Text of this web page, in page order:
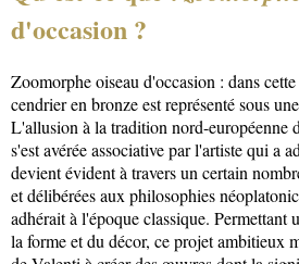
d'occasion ?
Zoomorphe oiseau d'occasion : dans
cendrier en bronze est représenté sous
L'allusion à la tradition nord-européenne
s'est avérée associative par l'artiste qui a
devient évident à travers un certain
et délibérées aux philosophies
adhérait à l'époque classique. Permettant
la forme et du décor, ce projet ambitieux